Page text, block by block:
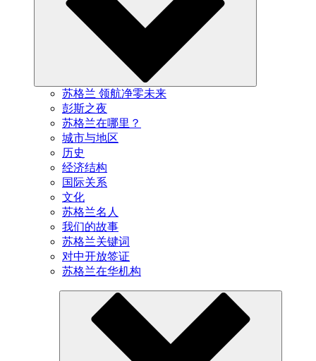
苏格兰 领航净零未来
彭斯之夜
苏格兰在哪里？
城市与地区
历史
经济结构
国际关系
文化
苏格兰名人
我们的故事
苏格兰关键词
对中开放签证
苏格兰在华机构